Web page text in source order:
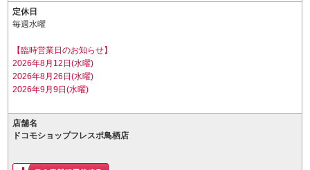
定休日
毎週水曜
【臨時営業日のお知らせ】
2026年8月12日(水曜)
2026年8月26日(水曜)
2026年9月9日(水曜)
店舗名
ドコモショップフレスポ鳥栖店